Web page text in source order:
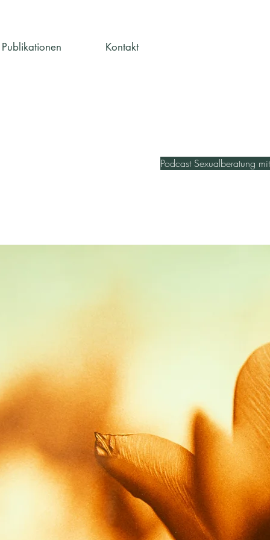
Publikationen Kontakt
Podcast Sexualberatung